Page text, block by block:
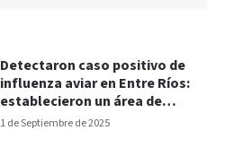
1 de Septiembre de 2025
Detectaron caso positivo de
influenza aviar en Entre Ríos:
establecieron un área de
prevención